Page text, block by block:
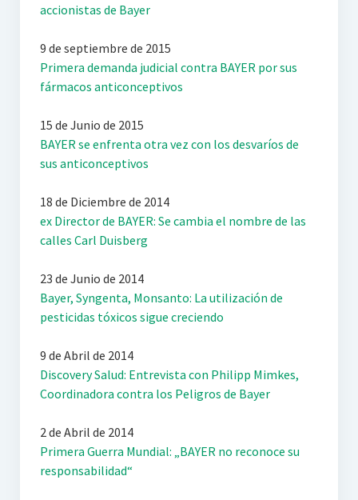
accionistas de Bayer
9 de septiembre de 2015
Primera demanda judicial contra BAYER por sus
fármacos anticonceptivos
15 de Junio de 2015
BAYER se enfrenta otra vez con los desvaríos de
sus anticonceptivos
18 de Diciembre de 2014
ex Director de BAYER: Se cambia el nombre de las
calles Carl Duisberg
23 de Junio de 2014
Bayer, Syngenta, Monsanto: La utilización de
pesticidas tóxicos sigue creciendo
9 de Abril de 2014
Discovery Salud: Entrevista con Philipp Mimkes,
Coordinadora contra los Peligros de Bayer
2 de Abril de 2014
Primera Guerra Mundial: „BAYER no reconoce su
responsabilidad“